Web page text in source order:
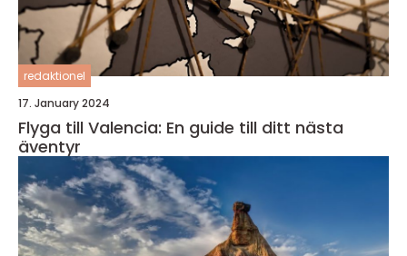
redaktionel
17. January 2024
Flyga till Valencia: En guide till ditt nästa
äventyr